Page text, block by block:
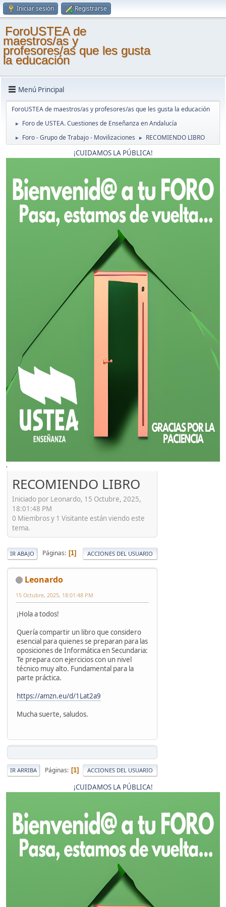
Iniciar sesión Registrarse
ForoUSTEA de
maestros/as y
profesores/as que les gusta
la educación
Menú Principal
ForoUSTEA de maestros/as y profesores/as que les gusta la educación
► Foro de USTEA. Cuestiones de Enseñanza en Andalucía
► Foro - Grupo de Trabajo - Movilizaciones ► RECOMIENDO LIBRO
¡CUIDAMOS LA PÚBLICA!
'
RECOMIENDO LIBRO
Iniciado por Leonardo, 15 Octubre, 2025,
18:01:48 PM
0 Miembros y 1 Visitante están viendo este
tema.
IR ABAJO Páginas 1 ACCIONES DEL USUARIO
Leonardo
15 Octubre, 2025, 18:01:48 PM
¡Hola a todos!
Quería compartir un libro que considero
esencial para quienes se preparan para las
oposiciones de Informática en Secundaria:
Te prepara con ejercicios con un nivel
técnico muy alto. Fundamental para la
parte práctica.
https://amzn.eu/d/1Lat2a9
Mucha suerte, saludos.
IR ARRIBA Páginas 1 ACCIONES DEL USUARIO
¡CUIDAMOS LA PÚBLICA!